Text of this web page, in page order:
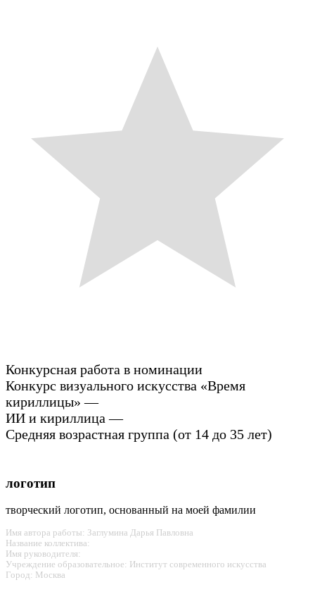
Конкурсная работа в номинации
Конкурс визуального искусства «Время
кириллицы» —
ИИ и кириллица —
Средняя возрастная группа (от 14 до 35 лет)
логотип
творческий логотип, основанный на моей фамилии
Имя автора работы: Заглумина Дарья Павловна
Название коллектива:
Имя руководителя:
Учреждение образовательное: Институт современного искусства
Город: Москва